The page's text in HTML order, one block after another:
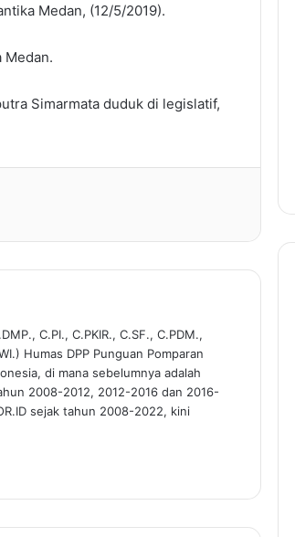
Medan, (12/5/2019).
Medan.
Simarmata duduk di legislatif,
C.PI., C.PKIR., C.SF., C.PDM.,
Humas DPP Punguan Pomparan
di mana sebelumnya adalah
2008-2012, 2012-2016 dan 2016-
sejak tahun 2008-2022, kini